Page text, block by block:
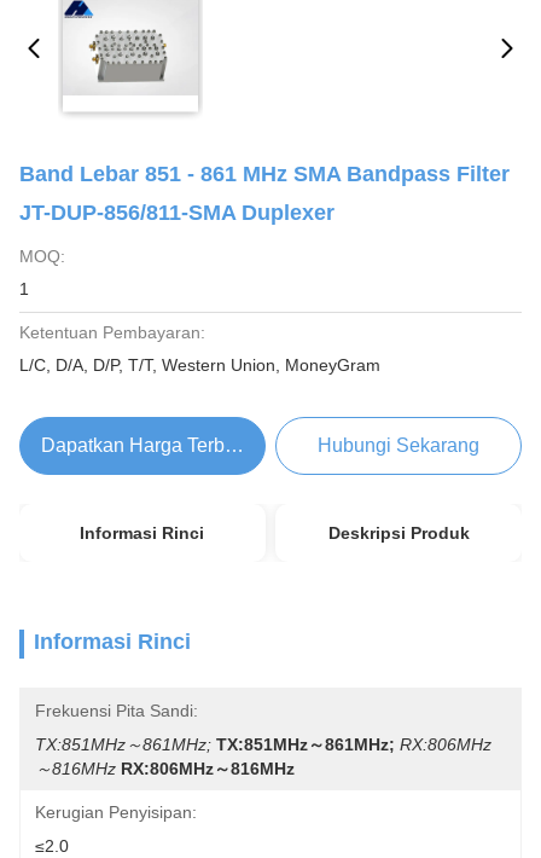
Band Lebar 851 - 861 MHz SMA Bandpass Filter
JT-DUP-856/811-SMA Duplexer
MOQ:
1
Ketentuan Pembayaran:
L/C, D/A, D/P, T/T, Western Union, MoneyGram
Dapatkan Harga Terbaik Hubungi Sekarang
Informasi Rinci Deskripsi Produk
Informasi Rinci
Frekuensi Pita Sandi:
TX:851MHz～861MHz; TX:851MHz～861MHz; RX:806MHz
～816MHz RX:806MHz～816MHz
Kerugian Penyisipan:
≤2.0